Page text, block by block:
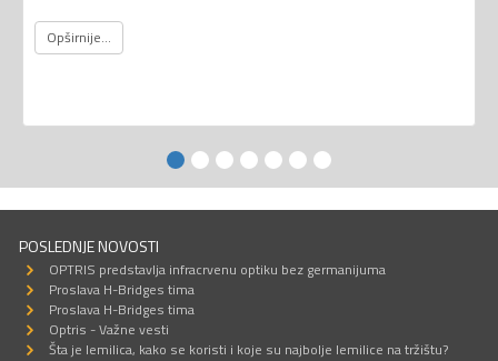
Opširnije...
POSLEDNJE NOVOSTI
OPTRIS predstavlja infracrvenu optiku bez germanijuma
Proslava H-Bridges tima
Proslava H-Bridges tima
Optris - Važne vesti
Šta je lemilica, kako se koristi i koje su najbolje lemilice na tržištu?